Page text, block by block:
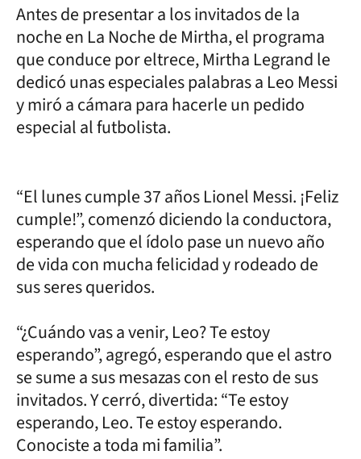
Antes de presentar a los invitados de la
noche en La Noche de Mirtha, el programa
que conduce por eltrece, Mirtha Legrand le
dedicó unas especiales palabras a Leo Messi
y miró a cámara para hacerle un pedido
especial al futbolista.
“El lunes cumple 37 años Lionel Messi. ¡Feliz
cumple!”, comenzó diciendo la conductora,
esperando que el ídolo pase un nuevo año
de vida con mucha felicidad y rodeado de
sus seres queridos.
“¿Cuándo vas a venir, Leo? Te estoy
esperando”, agregó, esperando que el astro
se sume a sus mesazas con el resto de sus
invitados. Y cerró, divertida: “Te estoy
esperando, Leo. Te estoy esperando.
Conociste a toda mi familia”.